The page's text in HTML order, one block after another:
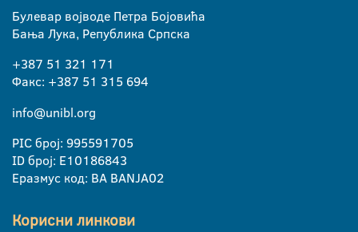
Булевар војводе Петра Бојовића
Бања Лука, Република Српска
+387 51 321 171
Факс: +387 51 315 694
info@unibl.org
PIC број: 995591705
ID број: E10186843
Еразмус код: BA BANJA02
Корисни линкови